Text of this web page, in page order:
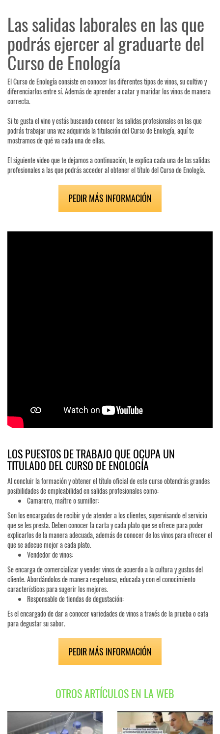
Las salidas laborales en las que
podrás ejercer al graduarte del
Curso de Enología
El Curso de Enología consiste en conocer los diferentes tipos de vinos, su cultivo y
diferenciarlos entre sí. Además de aprender a catar y maridar los vinos de manera
correcta.
Si te gusta el vino y estás buscando conocer las salidas profesionales en las que
podrás trabajar una vez adquirida la titulación del Curso de Enología, aquí te
mostramos de qué va cada una de ellas.
El siguiente video que te dejamos a continuación, te explica cada una de las salidas
profesionales a las que podrás acceder al obtener el título del Curso de Enología.
PEDIR MÁS INFORMACIÓN
LOS PUESTOS DE TRABAJO QUE OCUPA UN
TITULADO DEL CURSO DE ENOLOGÍA
Al concluir la formación y obtener el título oficial de este curso obtendrás grandes
posibilidades de empleabilidad en salidas profesionales como:
Camarero, maître o sumiller:
Son los encargados de recibir y de atender a los clientes, supervisando el servicio
que se les presta. Deben conocer la carta y cada plato que se ofrece para poder
explicarlos de la manera adecuada, además de conocer de los vinos para ofrecer el
que se adecue mejor a cada plato.
Vendedor de vinos:
Se encarga de comercializar y vender vinos de acuerdo a la cultura y gustos del
cliente. Abordándolos de manera respetuosa, educada y con el conocimiento
característicos para sugerir los mejores.
Responsable de tiendas de degustación:
Es el encargado de dar a conocer variedades de vinos a través de la prueba o cata
para degustar su sabor.
PEDIR MÁS INFORMACIÓN
OTROS ARTÍCULOS EN LA WEB